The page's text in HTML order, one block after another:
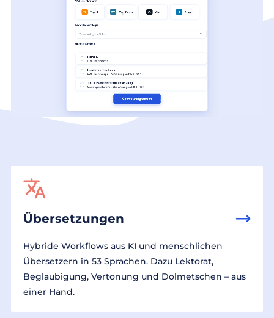
Übersetzungen
Hybride Workflows aus KI und menschlichen
Übersetzern in 53 Sprachen. Dazu Lektorat,
Beglaubigung, Vertonung und Dolmetschen – aus
einer Hand.